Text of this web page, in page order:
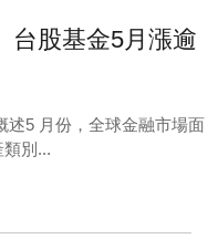
台股基金5月漲逾
述5 月份，全球金融市場面
別...